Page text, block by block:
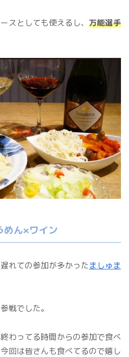
スとしても使えるし、 万能選手
めん×ワイン
れての参加が多かったましゅま
戦でした。
わってる時間からの参加で食べ
回は皆さんも食べてるので嬉し